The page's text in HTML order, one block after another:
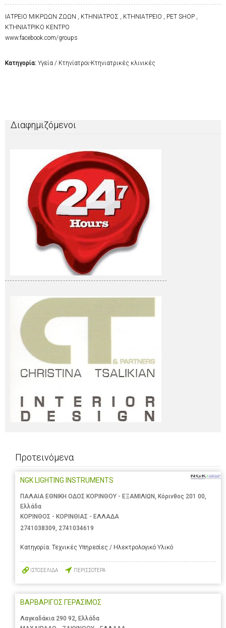
ΙΑΤΡΕΙΟ ΜΙΚΡΩΩΝ ΖΩΩΝ , ΚΤΗΝΙΑΤΡΟΣ , ΚΤΗΝΙΑΤΡΕΙΟ , PET SHOP ,
ΚΤΗΝΙΑΤΡΙΚΟ ΚΕΝΤΡΟ
www.facebook.com/groups
Κατηγορία: Υγεία / Κτηνίατροι-Κτηνιατρικές κλινικές
Διαφημιζόμενοι
Προτεινόμενα
NGK LIGHTING INSTRUMENTS
ΠΑΛΑΙΑ ΕΘΝΙΚΗ ΟΔΟΣ ΚΟΡΙΝΘΟΥ - ΕΞΑΜΙΛΙΩΝ, Κόρινθος 201 00,
Ελλάδα
ΚΟΡΙΝΘΟΣ - ΚΟΡΙΝΘΙΑΣ - ΕΛΛΑΔΑ
2741038309, 2741034619
Κατηγορία: Τεχνικές Υπηρεσίες / Ηλεκτρολογικό Υλικό
ΙΣΤΟΣΕΛΙΔΑ ΠΕΡΙΣΣΟΤΕΡΑ
ΒΑΡΒΑΡΙΓΟΣ ΓΕΡΑΣΙΜΟΣ
Λαγκαδάκια 290 92, Ελλάδα